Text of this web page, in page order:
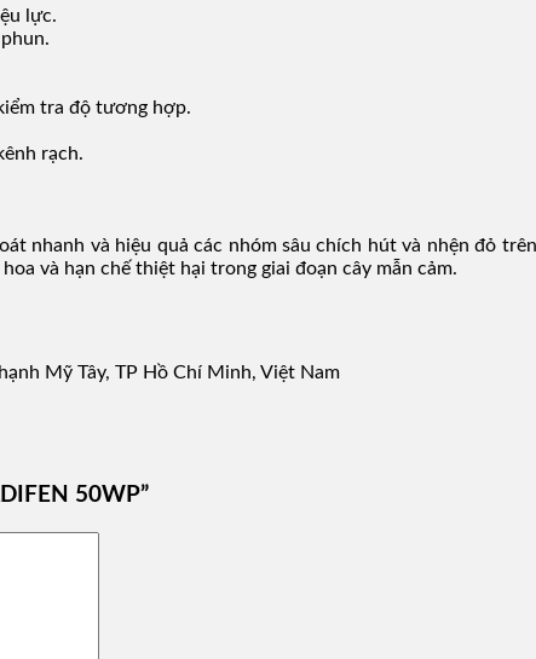
lực.
tra độ tương hợp.
rạch.
nhanh và hiệu quả các nhóm sâu chích hút và nhện đỏ
và hạn chế thiệt hại trong giai đoạn cây mẫn cảm.
Mỹ Tây, TP Hồ Chí Minh, Việt Nam
50WP”